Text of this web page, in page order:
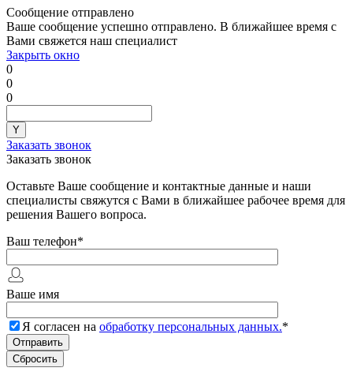
Сообщение отправлено
Ваше сообщение успешно отправлено. В ближайшее время с
Вами свяжется наш специалист
Закрыть окно
0
0
0
Заказать звонок
Заказать звонок
Оставьте Ваше сообщение и контактные данные и наши
специалисты свяжутся с Вами в ближайшее рабочее время для
решения Вашего вопроса.
Ваш телефон*
Ваше имя
Я согласен на обработку персональных данных.*